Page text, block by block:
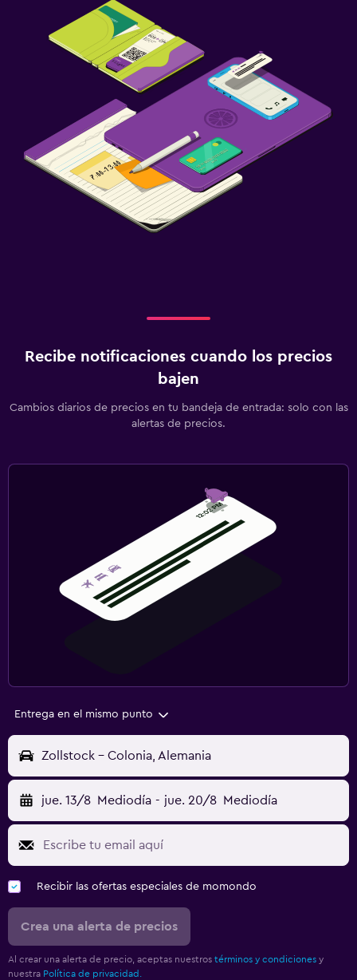
Recibe notificaciones cuando los precios
bajen
Cambios diarios de precios en tu bandeja de entrada: solo con las
alertas de precios.
Entrega en el mismo punto
Zollstock - Colonia, Alemania
jue. 13/8 Mediodía - jue. 20/8 Mediodía
Recibir las ofertas especiales de momondo
Crea una alerta de precios
Al crear una alerta de precio, aceptas nuestros términos y condiciones y
nuestra Política de privacidad.